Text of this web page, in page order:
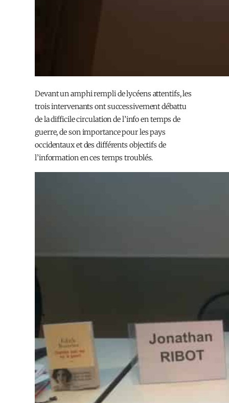
Devant un amphi rempli de lycéens attentifs, les
trois intervenants ont successivement débattu
de la difficile circulation de l’info en temps de
guerre, de son importance pour les pays
occidentaux et des différents objectifs de
l’information en ces temps troublés.